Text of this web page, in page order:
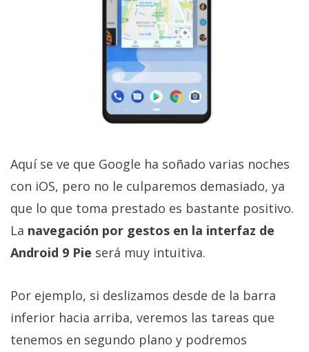
Aquí se ve que Google ha soñado varias noches
con iOS, pero no le culparemos demasiado, ya
que lo que toma prestado es bastante positivo.
La navegación por gestos en la interfaz de
Android 9 Pie será muy intuitiva.
Por ejemplo, si deslizamos desde de la barra
inferior hacia arriba, veremos las tareas que
tenemos en segundo plano y podremos